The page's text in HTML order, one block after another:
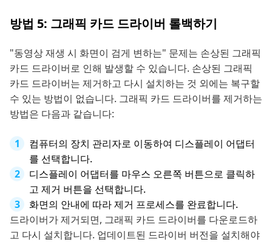
방법 5: 그래픽 카드 드라이버 롤백하기
"동영상 재생 시 화면이 검게 변하는" 문제는 손상된 그래픽
카드 드라이버로 인해 발생할 수 있습니다. 손상된 그래픽
카드 드라이버는 제거하고 다시 설치하는 것 외에는 복구할
수 있는 방법이 없습니다. 그래픽 카드 드라이버를 제거하는
방법은 다음과 같습니다:
컴퓨터의 장치 관리자로 이동하여 디스플레이 어댑터
를 선택합니다.
디스플레이 어댑터를 마우스 오른쪽 버튼으로 클릭하
고 제거 버튼을 선택합니다.
화면의 안내에 따라 제거 프로세스를 완료합니다.
드라이버가 제거되면, 그래픽 카드 드라이버를 다운로드하
고 다시 설치합니다. 업데이트된 드라이버 버전을 설치해야